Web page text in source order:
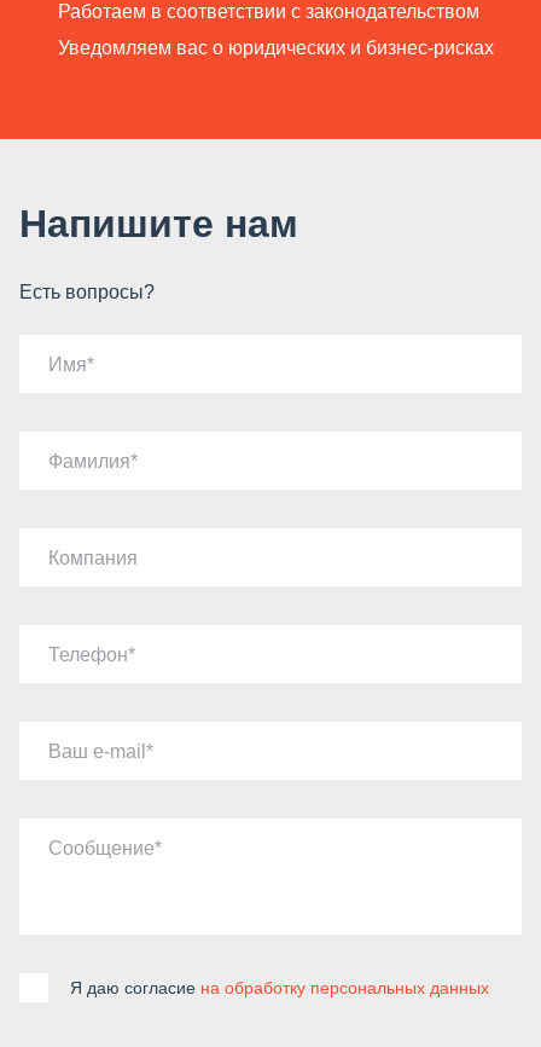
Работаем в соответствии с законодательством
Уведомляем вас о юридических и бизнес-рисках
Напишите нам
Есть вопросы?
Имя
Фамилия
Компания
Телефон
Ваш e-mail
Сообщение
Я даю согласие на обработку персональных данных